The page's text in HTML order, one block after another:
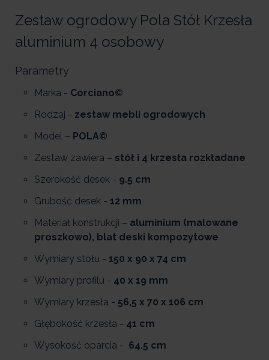
Zestaw ogrodowy Pola Stół Krzesła
aluminium 4 osobowy
Parametry
Marka - Corciano©
Rodzaj - zestaw mebli ogrodowych
Model – POLA©
Zestaw zawiera – stół i 4 krzesła rozkładane
Szerokość desek - 9.5 cm
Grubość desek - 12 mm
Materiał konstrukcji – aluminium (malowane
proszkowo), blat deski kompozytowe
Wymiary stołu - 150 x 90 x 74 cm
Wymiary profilu - 40 x 19 mm
Wymiary krzesła - 56,5 x 70 x 106 cm
Głębokość krzesła - 41 cm
Wysokość oparcia - 64.5 cm